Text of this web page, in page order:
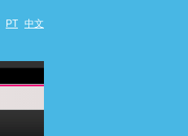
PT 中文